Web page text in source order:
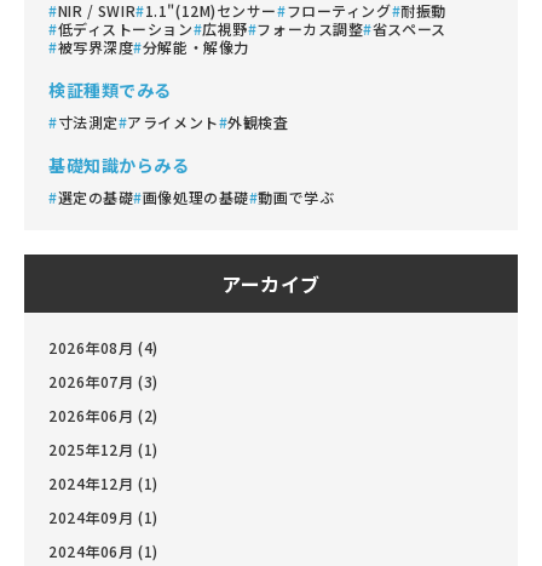
NIR / SWIR 1.1"(12M)センサー フローティング 耐振動
低ディストーション 広視野 フォーカス調整 省スペース
被写界深度 分解能・解像力
検証種類でみる
寸法測定 アライメント 外観検査
基礎知識からみる
選定の基礎 画像処理の基礎 動画で学ぶ
アーカイブ
2026年08月 (4)
2026年07月 (3)
2026年06月 (2)
2025年12月 (1)
2024年12月 (1)
2024年09月 (1)
2024年06月 (1)